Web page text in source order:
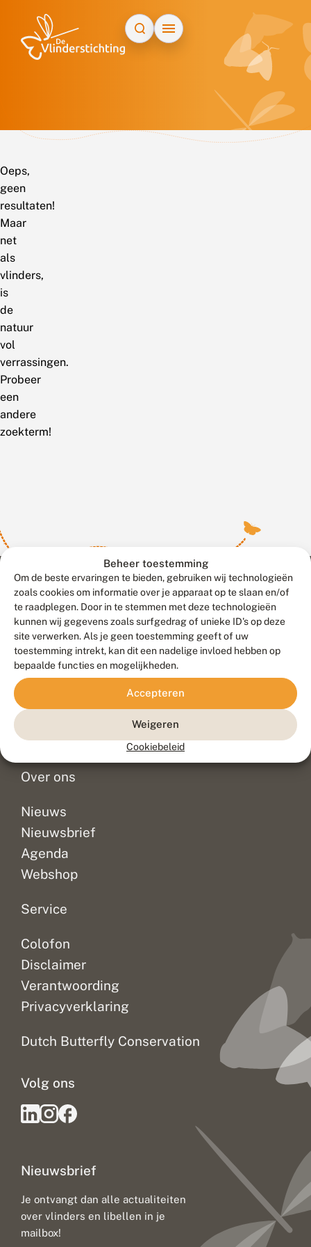
Beheer toestemming
Om de beste ervaringen te bieden, gebruiken wij technologieën
zoals cookies om informatie over je apparaat op te slaan en/of
te raadplegen. Door in te stemmen met deze technologieën
kunnen wij gegevens zoals surfgedrag of unieke ID's op deze
site verwerken. Als je geen toestemming geeft of uw
toestemming intrekt, kan dit een nadelige invloed hebben op
bepaalde functies en mogelijkheden.
Accepteren
Weigeren
Cookiebeleid
Oeps,
geen
resultaten!
Maar
net
als
vlinders,
is
de
natuur
vol
verrassingen.
Probeer
een
andere
zoekterm!
Contact
Veelgestelde vragen
Doneer
Over ons
Nieuws
Nieuwsbrief
Agenda
Webshop
Service
Colofon
Disclaimer
Verantwoording
Privacyverklaring
Dutch Butterfly Conservation
Nieuwsbrief
Je ontvangt dan alle actualiteiten
over vlinders en libellen in je
mailbox!
Volg ons
Meld waarnemingen© 2026 Vlinderstichting
Duurzaam ontwikkeld door
Go2People
, ontworpen door
Blue Field Agency
Privacy
Disclaimer
Sitemap